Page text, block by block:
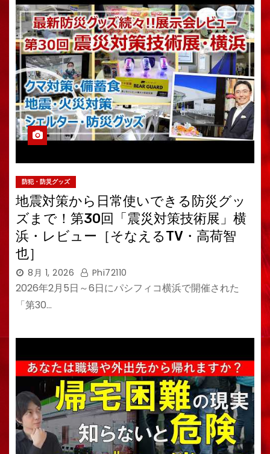
防犯・防災グッズ
地震対策から日常使いできる防災グッ
ズまで！第30回「震災対策技術展」横
浜・レビュー［そなえるTV・高荷智
也］
8月 1, 2026 Phi72110
2026年2月5日～6日にパシフィコ横浜で開催された
「第30…